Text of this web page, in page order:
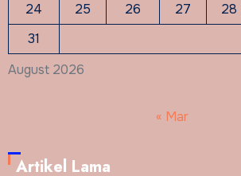
August 2026
24
25 26 27 28
31
« Mar
Artikel Lama